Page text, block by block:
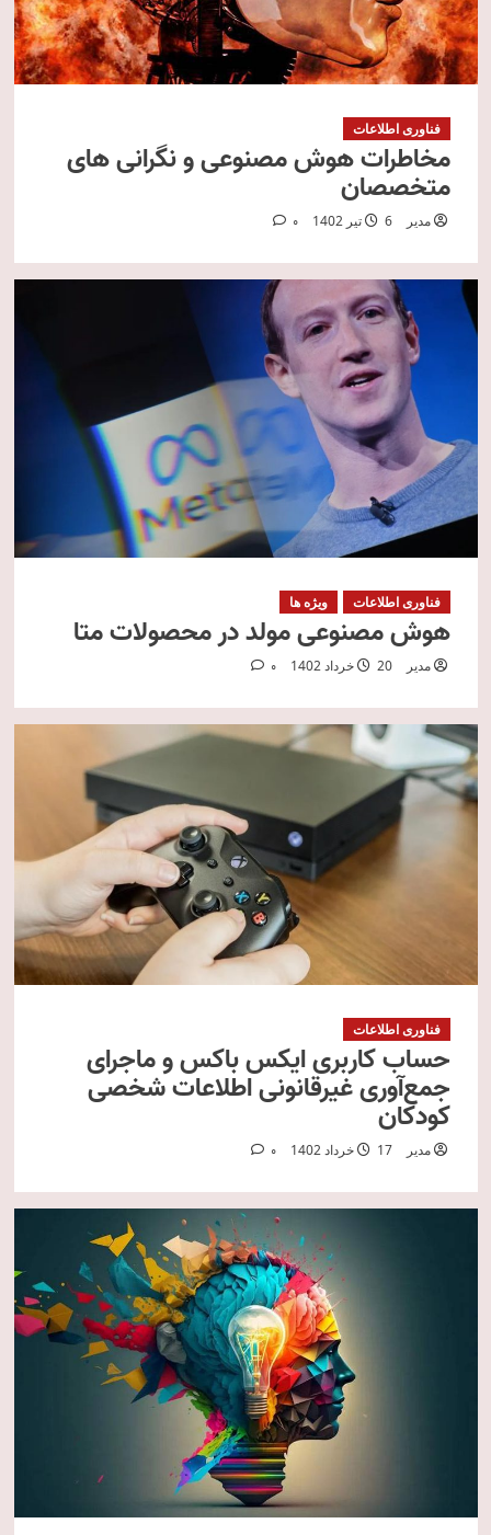
فناوری اطلاعات
مخاطرات هوش مصنوعی و نگرانی های
متخصصان
مدیر 6 تیر 1402 0
فناوری اطلاعات ویژه ها
هوش مصنوعی مولد در محصولات متا
مدیر 20 خرداد 1402 0
فناوری اطلاعات
حساب کاربری ایکس‌ باکس و ماجرای
جمع‌آوری غیرقانونی اطلاعات شخصی
کودکان
مدیر 17 خرداد 1402 0